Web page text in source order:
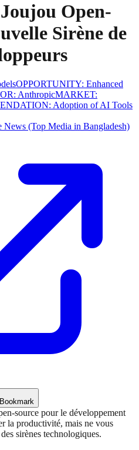
Open-
Sirène de
OPPORTUNITY: Enhanced
: AnthropicMARKET:
: Adoption of AI Tools
News (Top Media in Bangladesh)
Bookmark
source pour le développement
la productivité, mais ne vous
sirènes technologiques.